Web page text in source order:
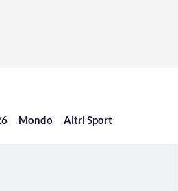
Mondo Altri Sport